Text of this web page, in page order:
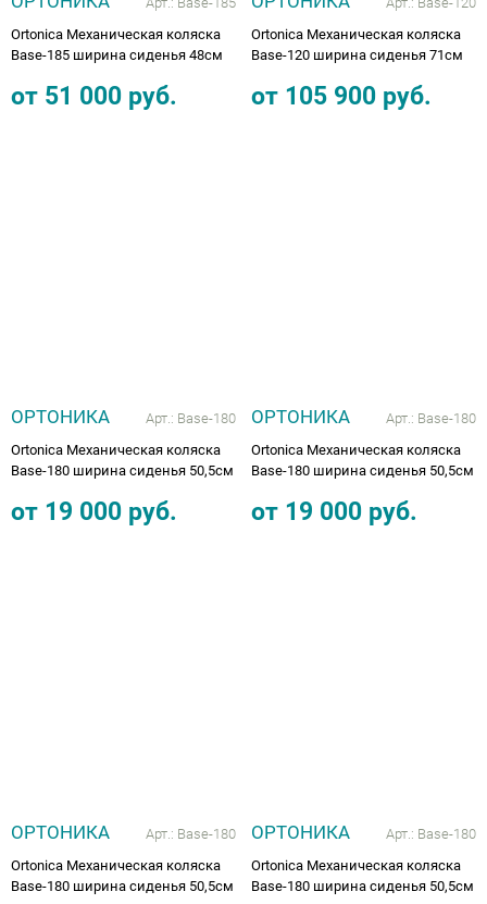
Ortonica Механическая коляска
Base-185 ширина сиденья 48см
от 51 000 руб.
Ortonica Механическая коляска
Base-120 ширина сиденья 71см
от 105 900 руб.
ОРТОНИКА Арт.: Base-180
Ortonica Механическая коляска
Base-180 ширина сиденья 50,5см
от 19 000 руб.
ОРТОНИКА Арт.: Base-180
Ortonica Механическая коляска
Base-180 ширина сиденья 50,5см
от 19 000 руб.
ОРТОНИКА Арт.: Base-180
Ortonica Механическая коляска
Base-180 ширина сиденья 50,5см
ОРТОНИКА Арт.: Base-180
Ortonica Механическая коляска
Base-180 ширина сиденья 50,5см